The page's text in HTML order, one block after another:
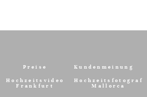
Preise Kundenmeinung
Hochzeitsvideo
Frankfurt
Hochzeitsfotograf
Mallorca